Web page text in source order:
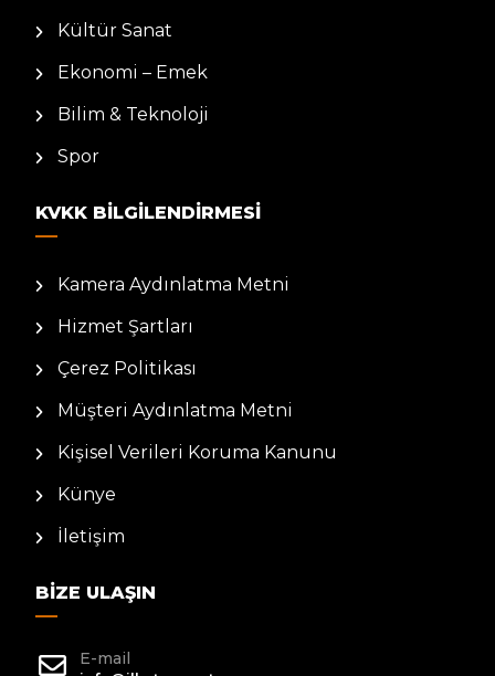
Kültür Sanat
Ekonomi – Emek
Bilim & Teknoloji
Spor
KVKK BILGILENDIRMESI
Kamera Aydınlatma Metni
Hizmet Şartları
Çerez Politikası
Müşteri Aydınlatma Metni
Kişisel Verileri Koruma Kanunu
Künye
İletişim
BIZE ULAŞIN
E-mail